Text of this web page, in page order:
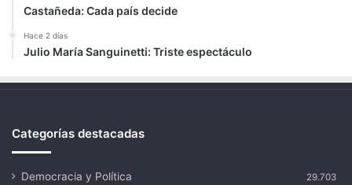
Castañeda: Cada país decide
Hace 2 días
Julio María Sanguinetti: Triste espectáculo
Categorías destacadas
Democracia y Política 29.703